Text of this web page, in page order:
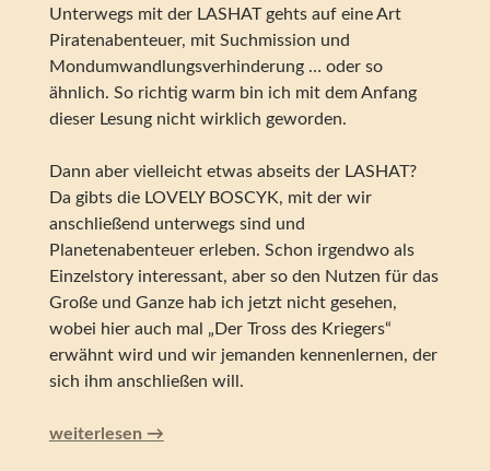
Unterwegs mit der LASHAT gehts auf eine Art
Piratenabenteuer, mit Suchmission und
Mondumwandlungsverhinderung … oder so
ähnlich. So richtig warm bin ich mit dem Anfang
dieser Lesung nicht wirklich geworden.
Dann aber vielleicht etwas abseits der LASHAT?
Da gibts die LOVELY BOSCYK, mit der wir
anschließend unterwegs sind und
Planetenabenteuer erleben. Schon irgendwo als
Einzelstory interessant, aber so den Nutzen für das
Große und Ganze hab ich jetzt nicht gesehen,
wobei hier auch mal „Der Tross des Kriegers“
erwähnt wird und wir jemanden kennenlernen, der
sich ihm anschließen will.
Perry Rhodan – Der Tross des Kriegers (Silber Edition
weiterlesen →